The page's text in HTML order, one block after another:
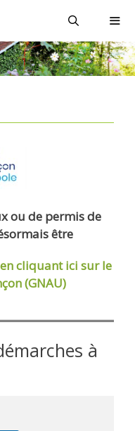
ou de permis de
être
en cliquant ici sur le
(GNAU)
à